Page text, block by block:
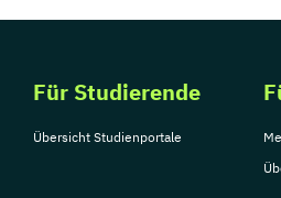
Für Studierende
Übersicht Studienportale